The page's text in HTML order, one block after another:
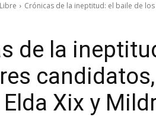
Crónicas de la ineptitud: el baile de
de la
Xix y